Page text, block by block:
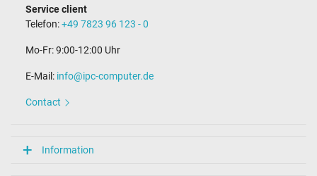
Service client
Telefon:+49 7823 96 123 - 0
Mo-Fr: 9:00-12:00 Uhr
E-Mail: info@ipc-computer.de
Contact
Information